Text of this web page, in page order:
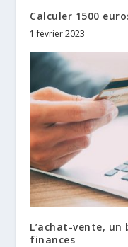
Calculer 1500
1 février 2023
L’achat-vente, un
finances